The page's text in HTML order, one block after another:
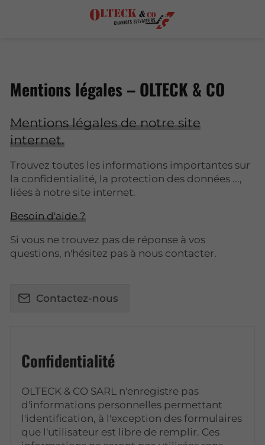
Mentions légales – OLTECK & CO
Mentions légales de notre site
internet.
Trouvez toutes les informations importantes sur
la confidentialité, la protection des données ...,
liées à notre site internet.
Besoin d'aide ?
Si vous ne trouvez pas de réponse à vos
questions, n'hésitez pas à nous contacter.
Contactez-nous
Confidentialité
OLTECK & CO SARL n'enregistre pas
d'informations personnelles permettant
l'identification, à l'exception des formulaires
que l'utilisateur est libre de remplir. Ces